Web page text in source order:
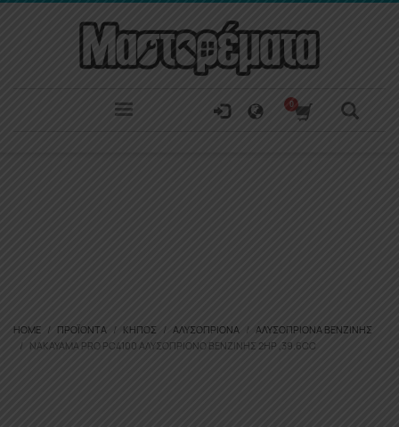
HOME ΠΡΟΪΌΝΤΑ ΚΉΠΟΣ ΑΛΥΣΟΠΡΊΟΝΑ
ΑΛΥΣΟΠΡΊΟΝΑ ΒΕΝΖΊΝΗΣ
NAKAYAMA PRO PC4100 ΑΛΥΣΟΠΡΊΟΝΟ ΒΕΝΖΊΝΗΣ 2HP ,39.6CC